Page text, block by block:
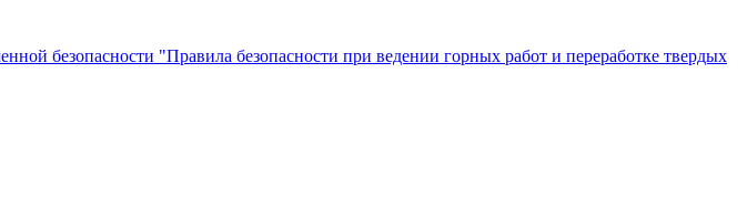
безопасности "Правила безопасности при ведении горных работ и переработке твердых